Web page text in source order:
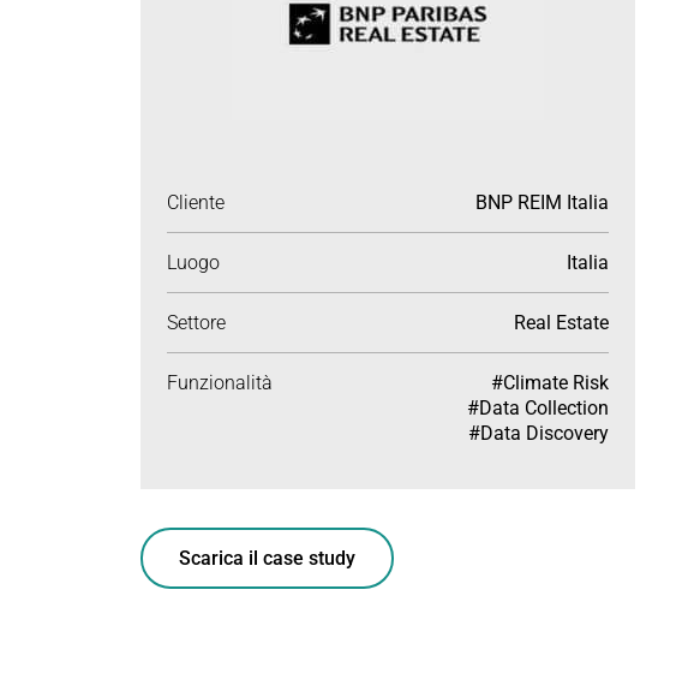
Cliente BNP REIM Italia
Luogo Italia
Settore Real Estate
Funzionalità
#Climate Risk
#Data Collection
#Data Discovery
Scarica il case study